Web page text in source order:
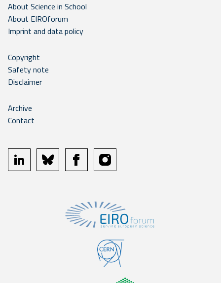
About Science in School
About EIROforum
Imprint and data policy
Copyright
Safety note
Disclaimer
Archive
Contact
linkedin bluesky facebookinstagram